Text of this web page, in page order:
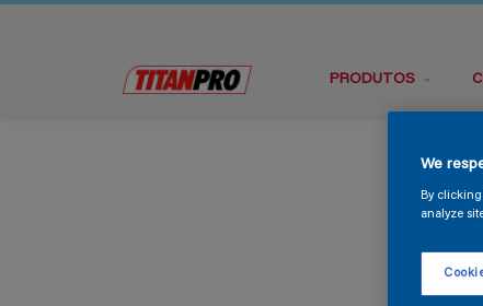
PRODUTOS
We
By clicking
analyze